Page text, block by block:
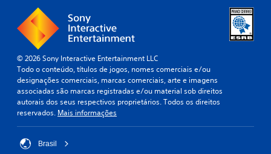
© 2026 Sony Interactive Entertainment LLC
Todo o conteúdo, títulos de jogos, nomes comerciais e/ou
designações comerciais, marcas comerciais, arte e imagens
associadas são marcas registradas e/ou material sob direitos
autorais dos seus respectivos proprietários. Todos os direitos
reservados. Mais informações
Brasil